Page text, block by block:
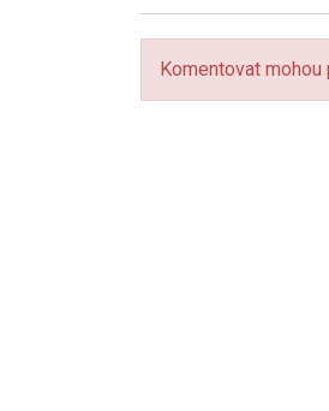
Komentovat